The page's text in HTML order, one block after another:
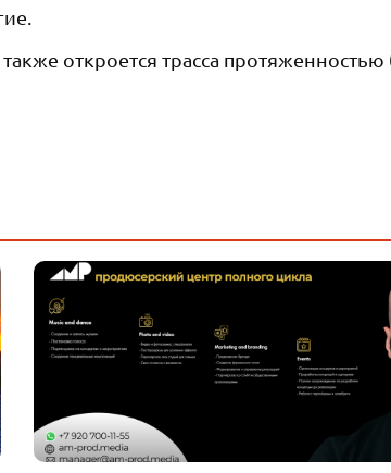
откроется трасса протяженностью